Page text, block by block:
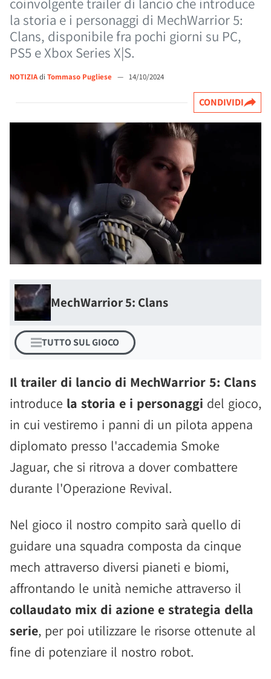
coinvolgente trailer di lancio che introduce
la storia e i personaggi di MechWarrior 5:
Clans, disponibile fra pochi giorni su PC,
PS5 e Xbox Series X|S.
NOTIZIAdi Tommaso Pugliese — 14/10/2024
CONDIVIDI
MechWarrior 5: Clans
TUTTO SUL GIOCO
Il trailer di lancio di MechWarrior 5: Clans
introduce la storia e i personaggi del gioco,
in cui vestiremo i panni di un pilota appena
diplomato presso l'accademia Smoke
Jaguar, che si ritrova a dover combattere
durante l'Operazione Revival.
Nel gioco il nostro compito sarà quello di
guidare una squadra composta da cinque
mech attraverso diversi pianeti e biomi,
affrontando le unità nemiche attraverso il
collaudato mix di azione e strategia della
serie, per poi utilizzare le risorse ottenute al
fine di potenziare il nostro robot.